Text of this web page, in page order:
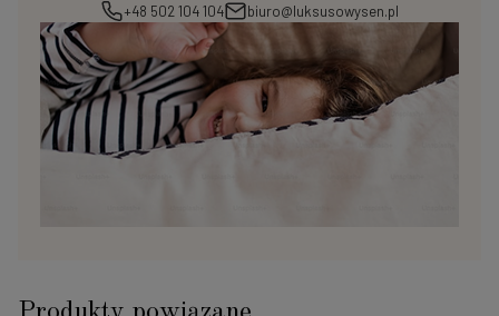
+48 502 104 104
biuro@luksusowysen.pl